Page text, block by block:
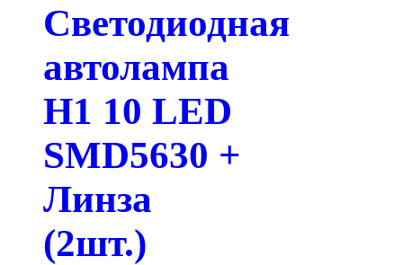
Светодиодная
автолампа
H1 10 LED
SMD5630 +
Линза
(2шт.)